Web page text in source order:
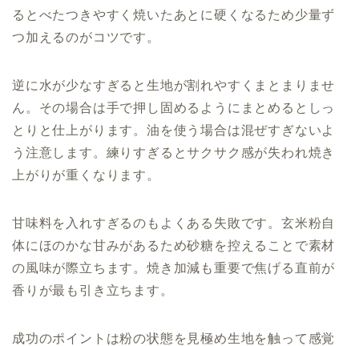
るとべたつきやすく焼いたあとに硬くなるため少量ず
つ加えるのがコツです。
逆に水が少なすぎると生地が割れやすくまとまりませ
ん。その場合は手で押し固めるようにまとめるとしっ
とりと仕上がります。油を使う場合は混ぜすぎないよ
う注意します。練りすぎるとサクサク感が失われ焼き
上がりが重くなります。
甘味料を入れすぎるのもよくある失敗です。玄米粉自
体にほのかな甘みがあるため砂糖を控えることで素材
の風味が際立ちます。焼き加減も重要で焦げる直前が
香りが最も引き立ちます。
成功のポイントは粉の状態を見極め生地を触って感覚